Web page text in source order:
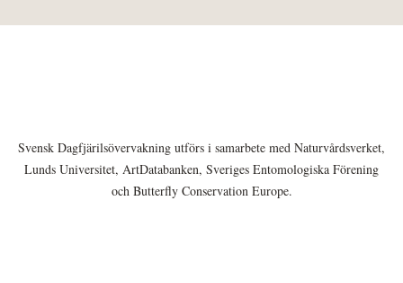
Svensk Dagfjärilsövervakning utförs i samarbete med Naturvårdsverket,
Lunds Universitet, ArtDatabanken, Sveriges Entomologiska Förening
och Butterfly Conservation Europe.